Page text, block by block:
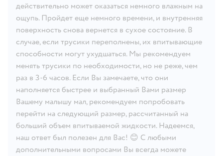
действительно может оказаться немного влажным на
ощупь. Пройдет еще немного времени, и внутренняя
поверхность снова вернется в сухое состояние. В
случае, если трусики переполнены, их впитывающие
способности могут ухудшаться. Мы рекомендуем
менять трусики по необходимости, но не реже, чем
раз в 3-6 часов. Если Вы замечаете, что они
наполняется быстрее и выбранный Вами размер
Вашему малышу мал, рекомендуем попробовать
перейти на следующий размер, рассчитанный на
больший объем впитываемой жидкости. Надеемся,
наш ответ был полезен для Вас! 😊 С любыми
дополнительными вопросами Вы всегда можете